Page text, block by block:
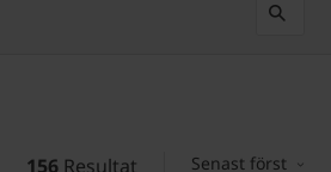
156 Resultat Senast först